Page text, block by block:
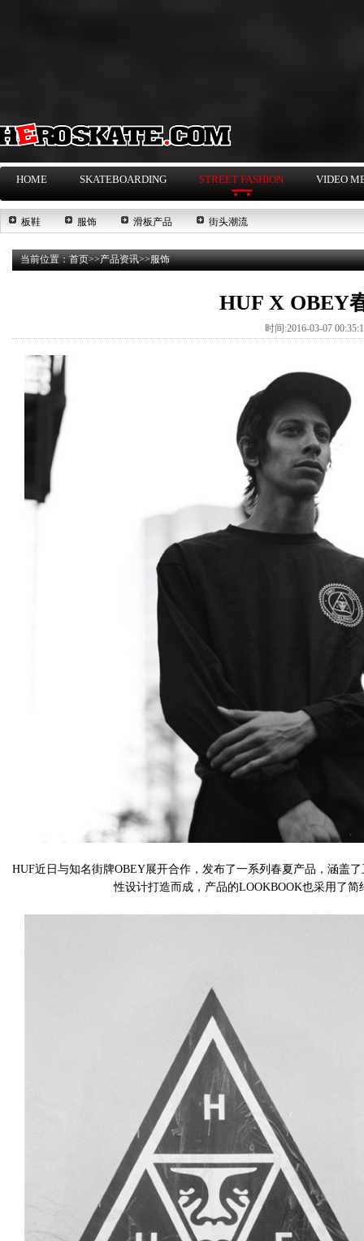
HOME SKATEBOARDING STREET FASHION VIDEO
板鞋 服饰 滑板产品 街头潮流
当前位置：首页>>产品资讯>>服饰
HUF X OBEY
时间:2016-03-07
HUF近日与知名街牌OBEY展开合作，发布了一系列春夏产品，涵盖
性设计打造而成，产品的LOOKBOOK也采用了